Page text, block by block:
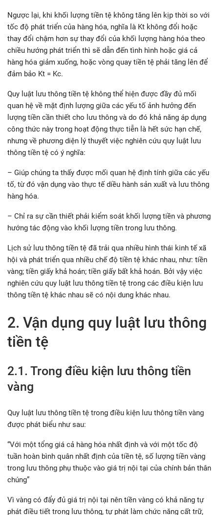
Ngược lại, khi khối lượng tiền tệ không tăng lên kịp thời so với
tốc độ phát triển của hàng hóa, nghĩa là Kt không đổi hoặc
thay đổi chậm hơn sự thay đổi của khối lượng hàng hóa theo
chiều hướng phát triển thì sẽ dẫn đến tình hình hoặc giá cả
hàng hóa giảm xuống, hoặc vòng quay tiền tệ phải tăng lên để
đảm bảo Kt = Kc.
Quy luật lưu thông tiền tệ không thể hiện được đầy đủ mối
quan hệ về mặt định lượng giữa các yếu tố ảnh hưởng đến
lượng tiền cần thiết cho lưu thông và do đó khả năng áp dụng
công thức này trong hoạt động thực tiễn là hết sức hạn chế,
nhưng về phương diện lý thuyết việc nghiên cứu quy luật lưu
thông tiền tệ có ý nghĩa:
– Giúp chúng ta thấy được mối quan hệ định tính giữa các yếu
tố, từ đó vận dụng vào thực tế diều hành sản xuất và lưu thông
hàng hóa.
– Chỉ ra sự cần thiết phải kiểm soát khối lượng tiền và phương
hướng tác động vào khối lượng tiền trong lưu thông.
Lịch sử lưu thông tiền tệ đã trải qua nhiều hình thái kinh tế xã
hội và phát triển qua nhiều chế độ tiền tệ khác nhau, như: tiền
vàng; tiền giấy khả hoán; tiền giấy bất khả hoán. Bởi vậy việc
nghiên cứu quy luật lưu thông tiền tệ trong các điều kiện lưu
thông tiền tệ khác nhau sẽ có nội dung khác nhau.
2. Vận dụng quy luật lưu thông
tiền tệ
2.1. Trong điều kiện lưu thông tiền
vàng
Quy luật lưu thông tiền tệ trong điều kiện lưu thông tiền vàng
được phát biểu như sau:
“Với một tổng giá cả hàng hóa nhất định và với một tốc độ
tuần hoàn bình quân nhất định của tiền tệ, số lượng tiền vàng
trong lưu thông phụ thuộc vào giá trị nội tại của chính bản thân
chúng”
Vì vàng có đẩy đủ giá trị nội tại nên tiền vàng có khả năng tự
phát điều tiết trong lưu thông, tự phát làm chức năng cất trữ,